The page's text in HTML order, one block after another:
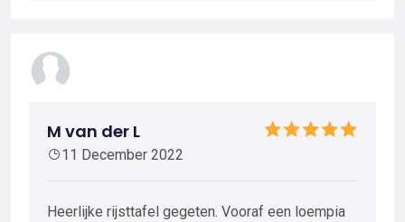
M van der L
11 December 2022
Heerlijke rijsttafel gegeten. Vooraf een loempia